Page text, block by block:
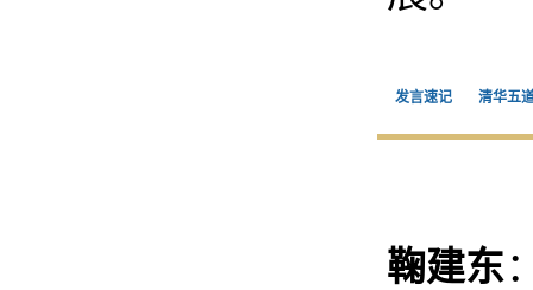
发言速记 清华五
鞠建东